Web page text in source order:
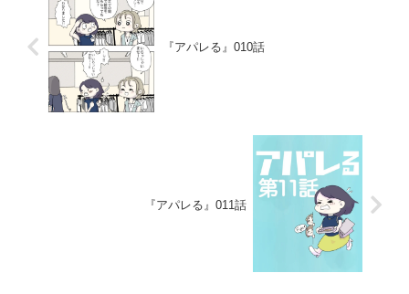
『アパレる』010話
『アパレる』011話